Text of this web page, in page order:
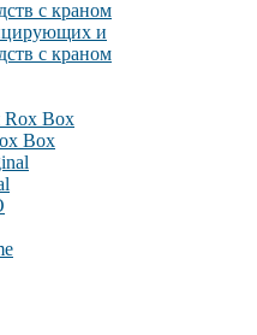
и
с краном
Box